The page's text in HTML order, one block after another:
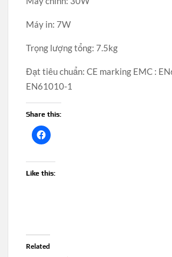
Máy in: 7W
Trọng lượng tổng: 7.5kg
Đạt tiêu chuẩn: CE marking EMC :
EN61010-1
Share this:
Like this:
Related